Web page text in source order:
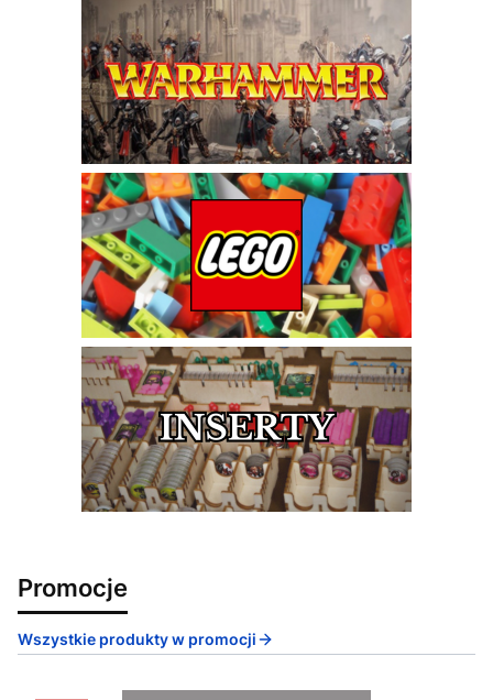
Promocje
Wszystkie produkty w promocji